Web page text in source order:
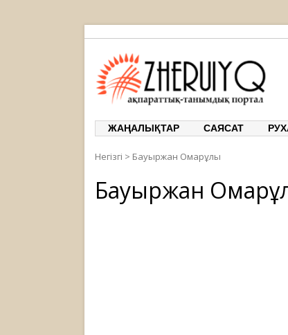
ЖАҢАЛЫҚТАР САЯСАТ
Негізгі > Бауыржан Омарұлы
Бауыржан